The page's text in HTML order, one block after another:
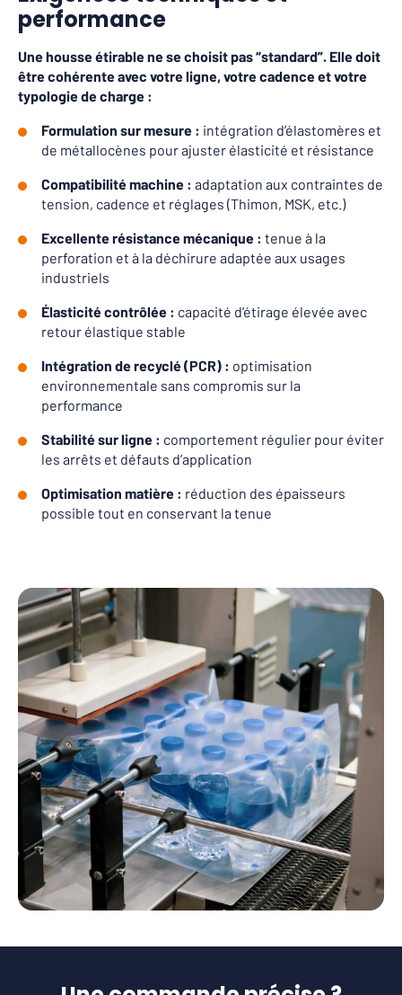
performance
Une housse étirable ne se choisit pas “standard”. Elle doit
être cohérente avec votre ligne, votre cadence et votre
typologie de charge :
Formulation sur mesure : intégration d’élastomères et
de métallocènes pour ajuster élasticité et résistance
Compatibilité machine : adaptation aux contraintes de
tension, cadence et réglages (Thimon, MSK, etc.)
Excellente résistance mécanique : tenue à la
perforation et à la déchirure adaptée aux usages
industriels
Élasticité contrôlée : capacité d’étirage élevée avec
retour élastique stable
Intégration de recyclé (PCR) : optimisation
environnementale sans compromis sur la
performance
Stabilité sur ligne : comportement régulier pour éviter
les arrêts et défauts d’application
Optimisation matière : réduction des épaisseurs
possible tout en conservant la tenue